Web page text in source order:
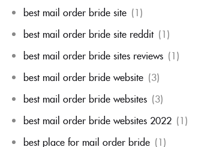
best mail order bride site (1)
best mail order bride site reddit (1)
best mail order bride sites reviews (1)
best mail order bride website (3)
best mail order bride websites (3)
best mail order bride websites 2022 (1)
best place for mail order bride (1)